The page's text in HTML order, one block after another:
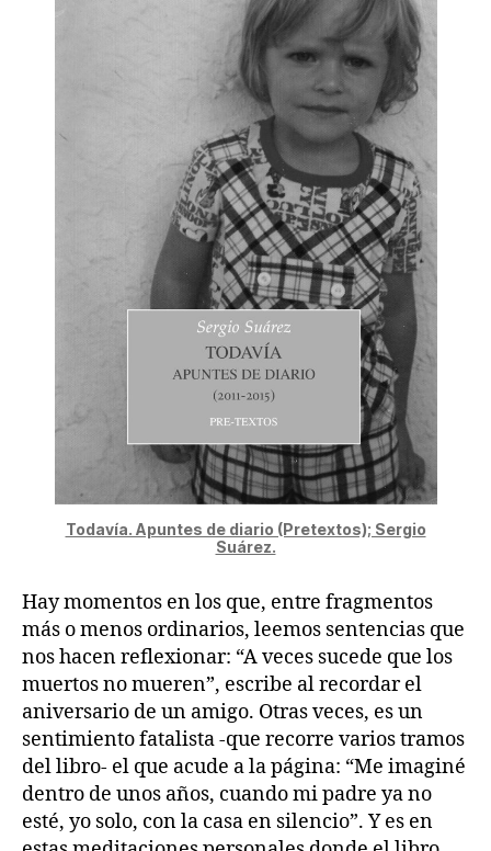
Todavía. Apuntes de diario (Pretextos); Sergio
Suárez.
Hay momentos en los que, entre fragmentos
más o menos ordinarios, leemos sentencias que
nos hacen reflexionar: “A veces sucede que los
muertos no mueren”, escribe al recordar el
aniversario de un amigo. Otras veces, es un
sentimiento fatalista -que recorre varios tramos
del libro- el que acude a la página: “Me imaginé
dentro de unos años, cuando mi padre ya no
esté, yo solo, con la casa en silencio”. Y es en